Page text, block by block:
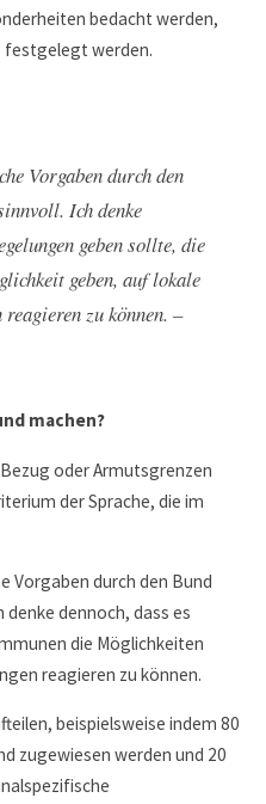
bedacht werden,
festgelegt werden.
Vorgaben durch den
Ich denke
geben sollte, die
geben, auf lokale
zu können. –
machen?
oder Armutsgrenzen
der Sprache, die im
Vorgaben durch den Bund
dennoch, dass es
die Möglichkeiten
reagieren zu können.
beispielsweise indem 80
zugewiesen werden und 20